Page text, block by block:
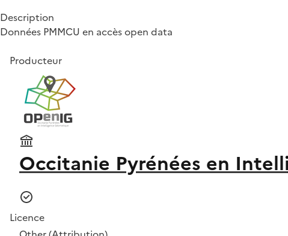
Description
Données PMMCU en accès open data
Producteur
Occitanie Pyrénées en
Licence